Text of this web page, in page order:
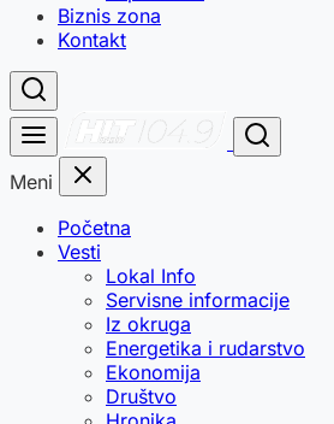
Biznis zona
Kontakt
Meni
Početna
Vesti
Lokal Info
Servisne informacije
Iz okruga
Energetika i rudarstvo
Ekonomija
Društvo